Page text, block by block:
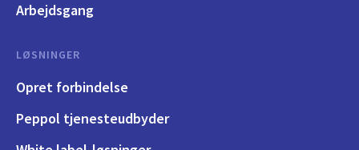
Arbejdsgang
LØSNINGER
Opret forbindelse
Peppol tjenesteudbyder